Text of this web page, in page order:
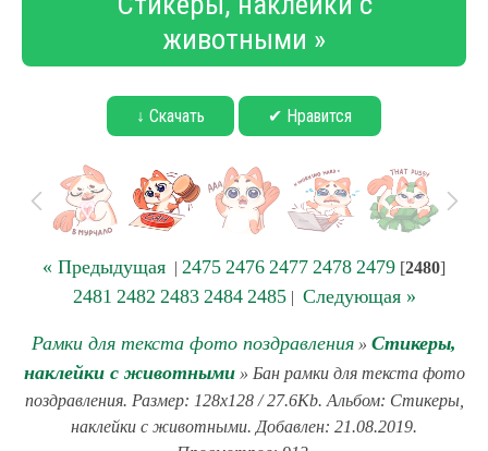
животными »
↓ Скачать ✔ Нравится
« Предыдущая | 2475 2476 2477 2478 2479 [2480]
2481 2482 2483 2484 2485| Следующая »
Рамки для текста фото поздравления » Стикеры,
наклейки с животными» Бан рамки для текста фото
поздравления. Размер: 128x128 / 27.6Kb. Альбом: Стикеры,
наклейки с животными. Добавлен: 21.08.2019.